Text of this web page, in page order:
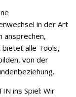
in der Art
ansprechen,
bietet alle Tools,
von der
ins Spiel: Wir